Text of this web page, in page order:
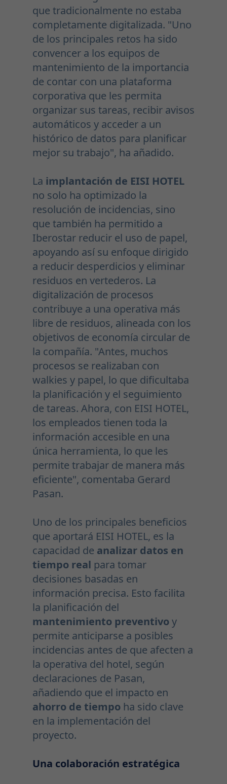
que tradicionalmente no estaba
completamente digitalizada. "Uno
de los principales retos ha sido
convencer a los equipos de
mantenimiento de la importancia
de contar con una plataforma
corporativa que les permita
organizar sus tareas, recibir avisos
automáticos y acceder a un
histórico de datos para planificar
mejor su trabajo", ha añadido.
La implantación de EISI HOTEL
no solo ha optimizado la
resolución de incidencias, sino
que también ha permitido a
Iberostar reducir el uso de papel,
apoyando así su enfoque dirigido
a reducir desperdicios y eliminar
residuos en vertederos. La
digitalización de procesos
contribuye a una operativa más
libre de residuos, alineada con los
objetivos de economía circular de
la compañía. "Antes, muchos
procesos se realizaban con
walkies y papel, lo que dificultaba
la planificación y el seguimiento
de tareas. Ahora, con EISI HOTEL,
los empleados tienen toda la
información accesible en una
única herramienta, lo que les
permite trabajar de manera más
eficiente", comentaba Gerard
Pasan.
Uno de los principales beneficios
que aportará EISI HOTEL, es la
capacidad de analizar datos en
tiempo real para tomar
decisiones basadas en
información precisa. Esto facilita
la planificación del
mantenimiento preventivoy
permite anticiparse a posibles
incidencias antes de que afecten a
la operativa del hotel, según
declaraciones de Pasan,
añadiendo que el impacto en
ahorro de tiempo ha sido clave
en la implementación del
proyecto.
Una colaboración estratégica